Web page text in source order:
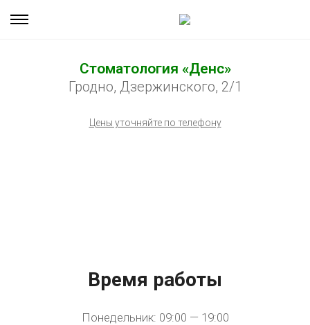
Стоматология «Денс»
Гродно, Дзержинского, 2/1
Цены уточняйте по телефону
Время работы
Понедельник: 09:00 — 19:00